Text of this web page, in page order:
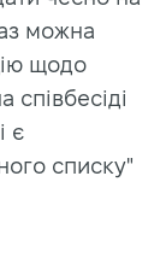
можна
щодо
є
списку"